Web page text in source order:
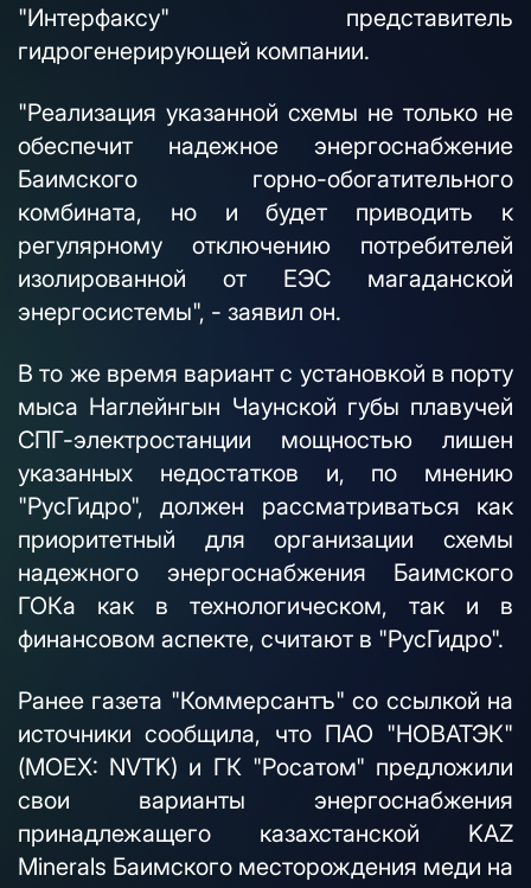
"Интерфаксу" представитель
гидрогенерирующей компании.
"Реализация указанной схемы не только не
обеспечит надежное энергоснабжение
Баимского горно-обогатительного
комбината, но и будет приводить к
регулярному отключению потребителей
изолированной от ЕЭС магаданской
энергосистемы", - заявил он.
В то же время вариант с установкой в порту
мыса Наглейнгын Чаунской губы плавучей
СПГ-электростанции мощностью лишен
указанных недостатков и, по мнению
"РусГидро", должен рассматриваться как
приоритетный для организации схемы
надежного энергоснабжения Баимского
ГОКа как в технологическом, так и в
финансовом аспекте, считают в "РусГидро".
Ранее газета "Коммерсантъ" со ссылкой на
источники сообщила, что ПАО "НОВАТЭК"
(MOEX: NVTK) и ГК "Росатом" предложили
свои варианты энергоснабжения
принадлежащего казахстанской KAZ
Minerals Баимского месторождения меди на